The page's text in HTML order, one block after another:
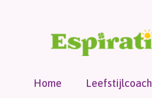
Home Leefstijlcoach